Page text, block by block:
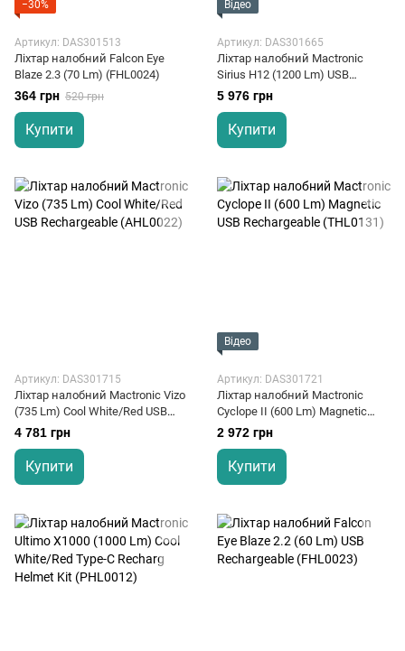
−30%
Артикул: DAS301513
Ліхтар налобний Falcon Eye
Blaze 2.3 (70 Lm) (FHL0024)
364 грн 520 грн
Купити
Відео
Артикул: DAS301665
Ліхтар налобний Mactronic
Sirius H12 (1200 Lm) USB
Rechargeable (AHL0172)
5 976 грн
Купити
Артикул: DAS301715
Ліхтар налобний Mactronic Vizo
(735 Lm) Cool White/Red USB
Rechargeable (AHL0022)
4 781 грн
Купити
Відео
Артикул: DAS301721
Ліхтар налобний Mactronic
Cyclope II (600 Lm) Magnetic
USB Rechargeable (THL0131)
2 972 грн
Купити